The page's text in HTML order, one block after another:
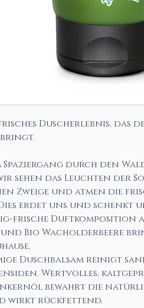
Duscherlebnis, das
bringt.
Spaziergang durch den
sehen das Leuchten der
Zweige und atmen die
erdet uns und schenkt
frische Duftkomposition
und Bio Wacholderbeere
Duschbalsam reinigt
Wertvolles,
bewahrt die
wirkt rückfettend.